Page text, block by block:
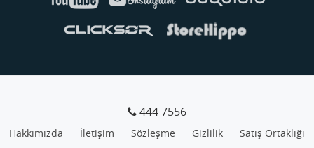
444 7556
Hakkımızda İletişim Sözleşme Gizlilik Satış Ortaklığı